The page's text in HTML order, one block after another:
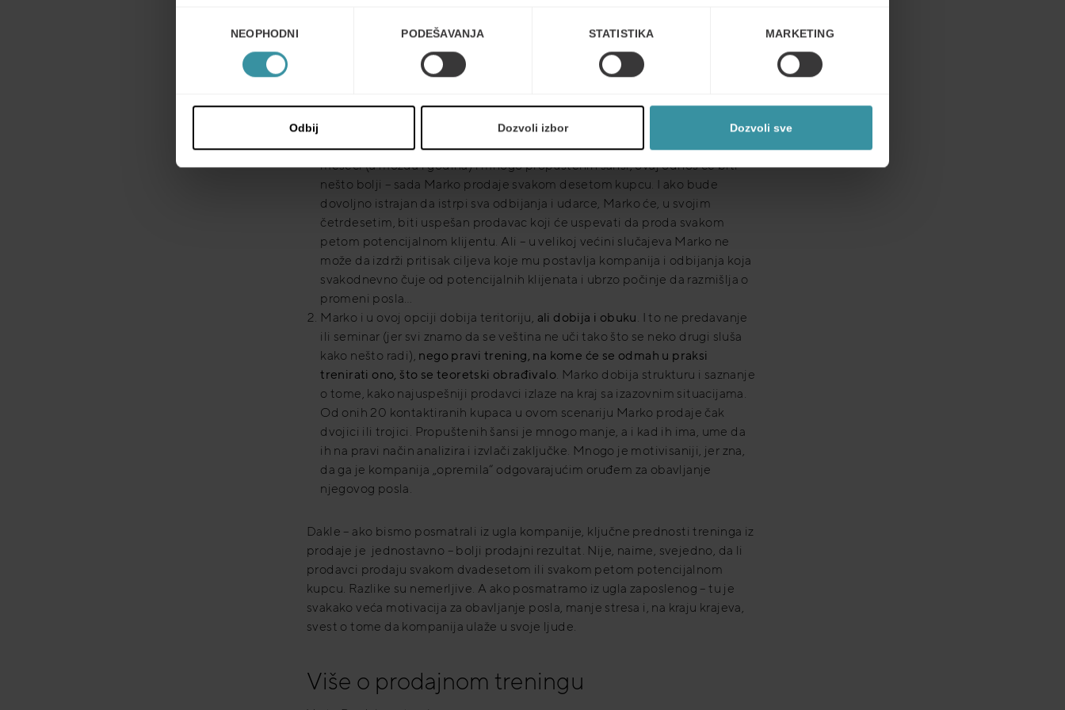
сагласностиNEOPHODNI PODEŠAVANJA STATISTIKA MARKETING
Odbij Dozvoli izbor Dozvoli sve
nema ama baš nikakvo iskustvo u prodaji. Za njega postoje dva moguća
kompanija ukazati odakle treba da dođu novi kupci) i on će krenuti da ih
kontaktira, piše mailove, zove…kako zna i ume. U početku će uspevati da
proda jednom od 20 kontaktiranih potencijalnih kupaca. Nakon nekoliko
meseci (a možda i godina) i mnogo propuštenih šansi, ovaj odnos će biti
nešto bolji – sada Marko prodaje svakom desetom kupcu. I ako bude
dovoljno istrajan da istrpi sva odbijanja i udarce, Marko će, u svojim
četrdesetim, biti uspešan prodavac koji će uspevati da proda svakom
petom potencijalnom klijentu. Ali – u velikoj većini slučajeva Marko ne
može da izdrži pritisak ciljeva koje mu postavlja kompanija i odbijanja koja
svakodnevno čuje od potencijalnih klijenata i ubrzo počinje da razmišlja o
promeni posla…
Marko i u ovoj opciji dobija teritoriju, ali dobija i obuku. I to ne predavanje
ili seminar (jer svi znamo da se veština ne uči tako što se neko drugi sluša
kako nešto radi), nego pravi trening, na kome će se odmah u praksi
trenirati ono, što se teoretski obrađivalo. Marko dobija strukturu i saznanje
o tome, kako najuspešniji prodavci izlaze na kraj sa izazovnim situacijama.
Od onih 20 kontaktiranih kupaca u ovom scenariju Marko prodaje čak
dvojici ili trojici. Propuštenih šansi je mnogo manje, a i kad ih ima, ume da
ih na pravi način analizira i izvlači zaključke. Mnogo je motivisaniji, jer zna,
da ga je kompanija „opremila“ odgovarajućim oruđem za obavljanje
njegovog posla.
Dakle – ako bismo posmatrali iz ugla kompanije, ključne prednosti treninga iz
prodaje je jednostavno – bolji prodajni rezultat. Nije, naime, svejedno, da li
prodavci prodaju svakom dvadesetom ili svakom petom potencijalnom
kupcu. Razlike su nemerljive. A ako posmatramo iz ugla zaposlenog – tu je
svakako veća motivacija za obavljanje posla, manje stresa i, na kraju krajeva,
svest o tome da kompanija ulaže u svoje ljude.
Više o prodajnom treningu